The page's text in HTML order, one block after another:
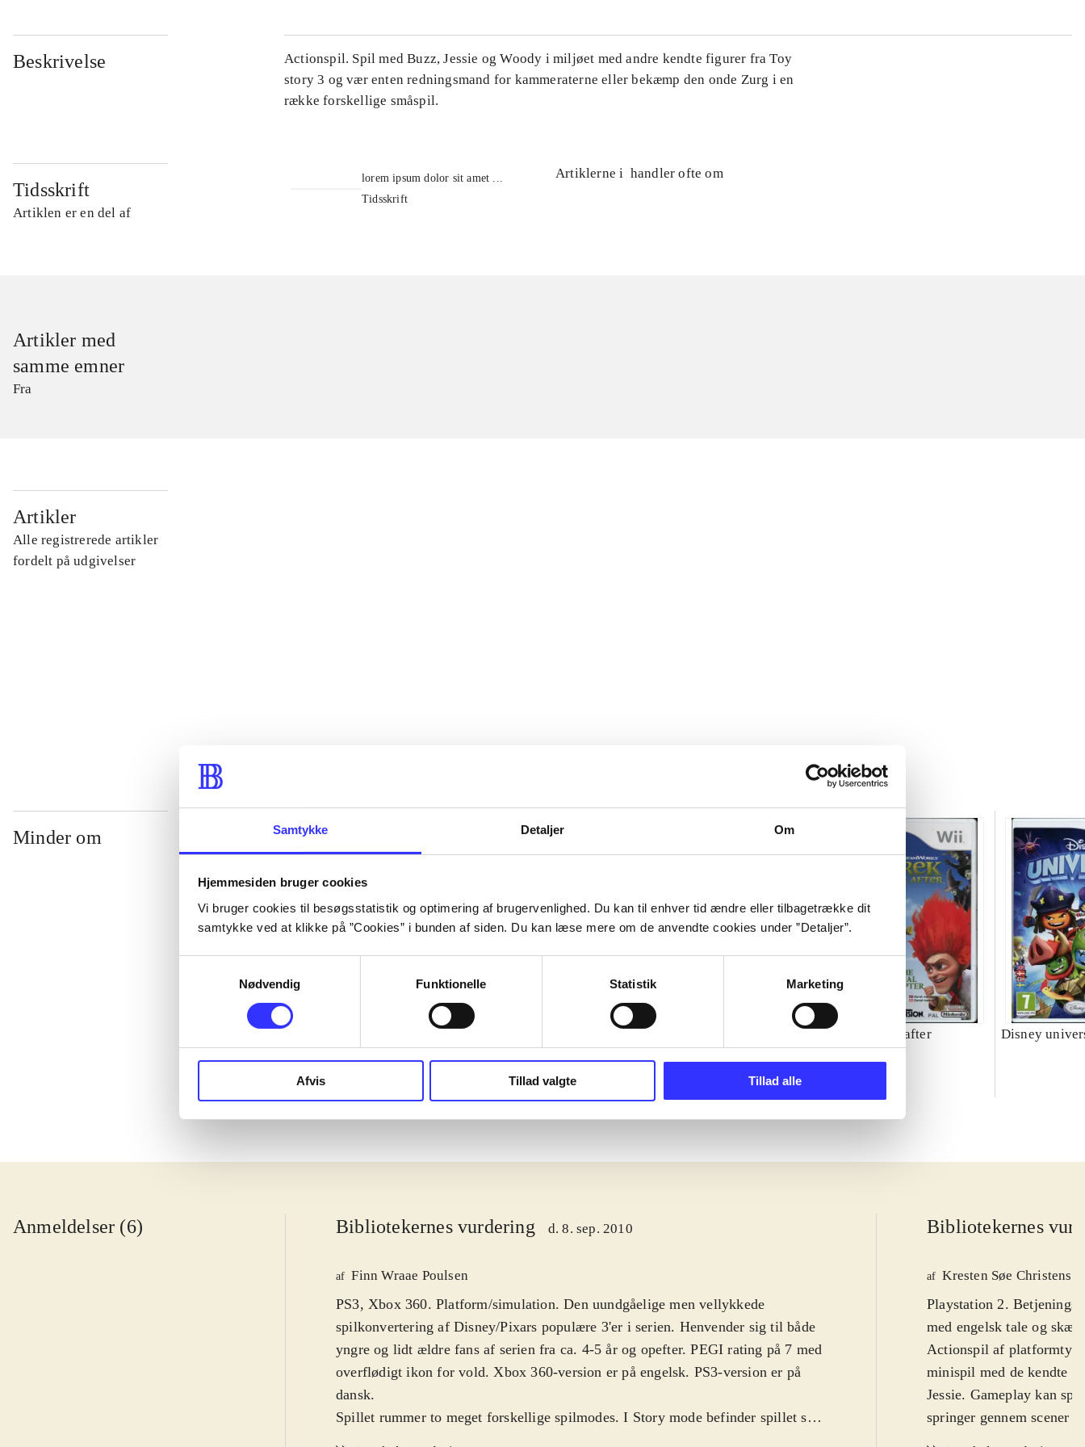
Samtykke Detaljer Om
Hjemmesiden bruger cookies
Vi bruger cookies til besøgsstatistik og optimering af brugervenlighed. Du kan til enhver tid ændre eller tilbagetrække dit
samtykke ved at klikke på ”Cookies” i bunden af siden. Du kan læse mere om de anvendte cookies under ”Detaljer”.
Nødvendig
Funktionelle Statistik Marketing
Afvis Tillad valgte Tillad alle
Beskrivelse
Actionspil. Spil med Buzz, Jessie og Woody i miljøet med andre kendte figurer fra Toy
story 3 og vær enten redningsmand for kammeraterne eller bekæmp den onde Zurg i en
række forskellige småspil.
Tidsskrift
Artiklen er en del af
lorem ipsum dolor sit amet ...
Tidsskrift
Artiklerne i handler ofte om
Artikler med
samme emner
Fra
Artikler
Alle registrerede artikler
fordelt på udgivelser
Minder om
TT Games
Shrek forever after Disney
Anmeldelser (6) Bibliotekernes vurdering d. 8. sep. 2010
af Finn Wraae Poulsen
PS3, Xbox 360. Platform/simulation. Den uundgåelige men vellykkede
spilkonvertering af Disney/Pixars populære 3'er i serien. Henvender sig til både
yngre og lidt ældre fans af serien fra ca. 4-5 år og opefter. PEGI rating på 7 med
overflødigt ikon for vold. Xbox 360-version er på engelsk. PS3-version er på
dansk.
Spillet rummer to meget forskellige spilmodes. I Story mode befinder spillet sig
Bibliotekernes
af Kresten Søe
Playstation 2.
med engelsk tale og
Actionspil af
minispil med de kendte
Jessie. Gameplay kan
springer gennem scener